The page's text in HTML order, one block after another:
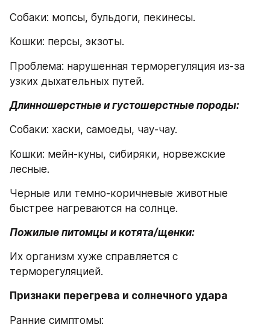
Собаки: мопсы, бульдоги, пекинесы.
Кошки: персы, экзоты.
Проблема: нарушенная терморегуляция из-за
узких дыхательных путей.
Длинношерстные и густошерстные породы:
Собаки: хаски, самоеды, чау-чау.
Кошки: мейн-куны, сибиряки, норвежские
лесные.
Черные или темно-коричневые животные
быстрее нагреваются на солнце.
Пожилые питомцы и котята/щенки:
Их организм хуже справляется с
терморегуляцией.
Признаки перегрева и солнечного удара
Ранние симптомы: